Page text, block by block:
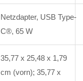
Netzdapter, USB Type-
C®, 65 W
35,77 x 25,48 x 1,79
cm (vorn); 35,77 x